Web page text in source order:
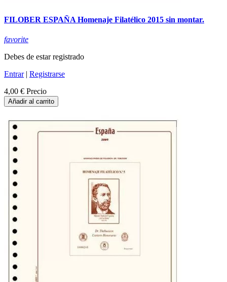
FILOBER ESPAÑA Homenaje Filatélico 2015 sin montar.
favorite
Debes de estar registrado
Entrar| Registrarse
4,00 € Precio
Añadir al carrito